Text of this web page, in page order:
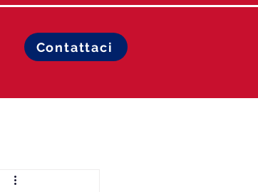
Contattaci